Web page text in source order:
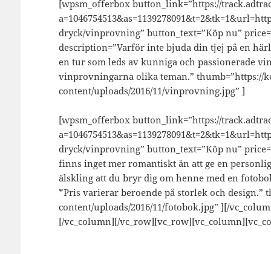
[wpsm_offerbox button_link=”https://
dryck/vinprovning” button_text=”Köp nu”
description=”Varför inte bjuda din tjej på en
en tur som leds av kunniga och passionerade
vinprovningarna olika teman.” thumb=”https://
content/uploads/2016/11/vinprovning.jpg” ]
[wpsm_offerbox button_link=”https://
dryck/vinprovning” button_text=”Köp nu”
finns inget mer romantiskt än att ge en
älskling att du bryr dig om henne med en
*Pris varierar beroende på storlek och design.”
content/uploads/2016/11/fotobok.jpg” ][/
[/vc_column][/